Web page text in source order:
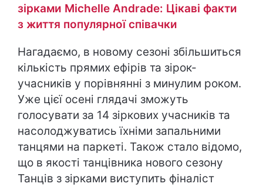
зірками Michelle Andrade: Цікаві факти
з життя популярної співачки
Нагадаємо, в новому сезоні збільшиться
кількість прямих ефірів та зірок-
учасників у порівнянні з минулим роком.
Уже цієї осені глядачі зможуть
голосувати за 14 зіркових учасників та
насолоджуватись їхніми запальними
танцями на паркеті. Також стало відомо,
що в якості танцівника нового сезону
Танців з зірками виступить фіналіст